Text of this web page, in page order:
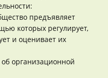
предъявляет
которых регулирует,
и оценивает их
организационной